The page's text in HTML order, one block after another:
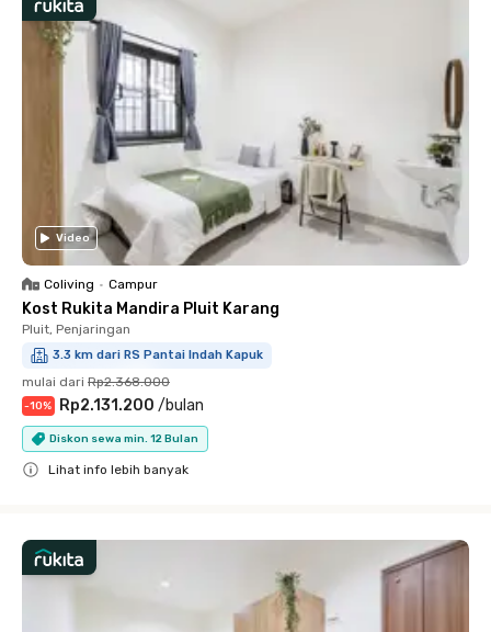
Video
Coliving • Campur
Kost Rukita Mandira Pluit Karang
Pluit, Penjaringan
3.3 km dari RS Pantai Indah Kapuk
mulai dari Rp2.368.000
-10% Rp2.131.200 /bulan
Diskon sewa min. 12 Bulan
Lihat info lebih banyak